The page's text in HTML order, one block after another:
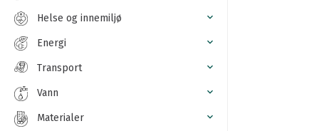
Helse og innemiljø
Energi
Transport
Vann
Materialer